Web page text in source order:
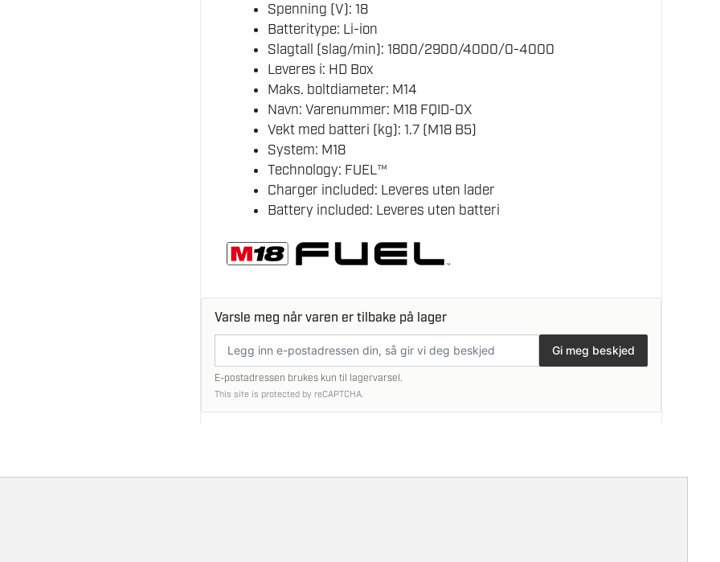
Spenning (V): 18
Batteritype: Li-ion
Slagtall (slag/min): 1800/2900/4000/0-4000
Leveres i: HD Box
Maks. boltdiameter: M14
Navn: Varenummer: M18 FQID-0X
Vekt med batteri (kg): 1.7 (M18 B5)
System: M18
Technology: FUEL™
Charger included: Leveres uten lader
Battery included: Leveres uten batteri
Varsle meg når varen er tilbake på lager
postadresse
Gi meg beskjed
E-postadressen brukes kun til lagervarsel.
This site is protected by reCAPTCHA.